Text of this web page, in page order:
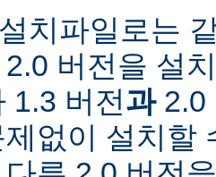
치파일로는
버전을 설
1.3 버전과2.0
없이 설치할